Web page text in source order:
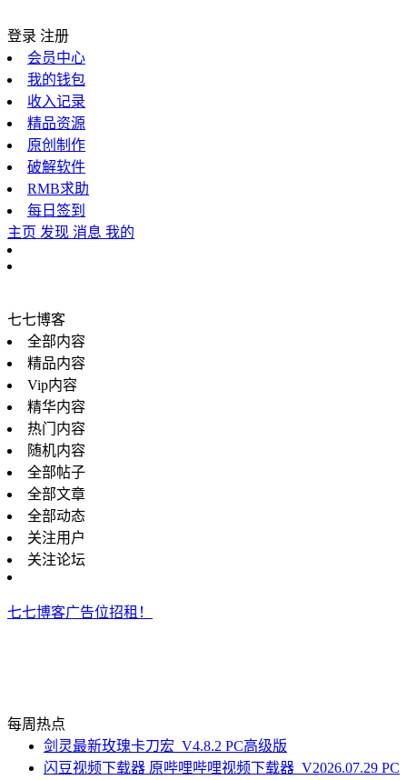
登录 注册
会员中心
我的钱包
收入记录
精品资源
原创制作
破解软件
RMB求助
每日签到
主页 发现 消息 我的
七七博客
全部内容
精品内容
Vip内容
精华内容
热门内容
随机内容
全部帖子
全部文章
全部动态
关注用户
关注论坛
七七博客广告位招租！
每周热点
剑灵最新玫瑰卡刀宏_V4.8.2 PC高级版
闪豆视频下载器 原哔哩哔哩视频下载器_V2026.07.29 PC